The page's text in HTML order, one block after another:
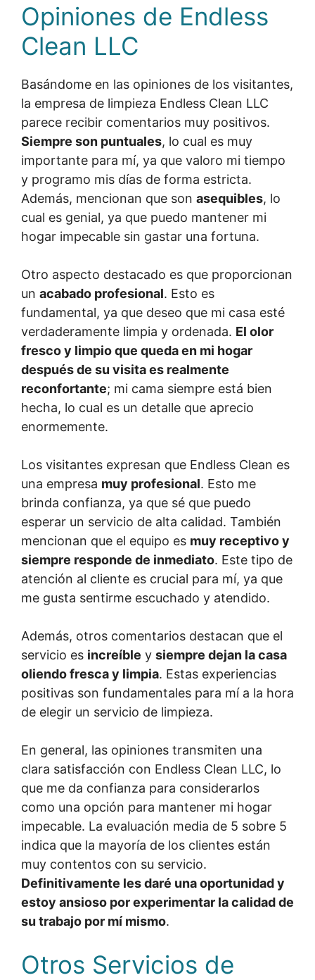
Opiniones de Endless
Clean LLC
Basándome en las opiniones de los visitantes,
la empresa de limpieza Endless Clean LLC
parece recibir comentarios muy positivos.
Siempre son puntuales, lo cual es muy
importante para mí, ya que valoro mi tiempo
y programo mis días de forma estricta.
Además, mencionan que son asequibles, lo
cual es genial, ya que puedo mantener mi
hogar impecable sin gastar una fortuna.
Otro aspecto destacado es que proporcionan
un acabado profesional. Esto es
fundamental, ya que deseo que mi casa esté
verdaderamente limpia y ordenada. El olor
fresco y limpio que queda en mi hogar
después de su visita es realmente
reconfortante; mi cama siempre está bien
hecha, lo cual es un detalle que aprecio
enormemente.
Los visitantes expresan que Endless Clean es
una empresa muy profesional. Esto me
brinda confianza, ya que sé que puedo
esperar un servicio de alta calidad. También
mencionan que el equipo es muy receptivo y
siempre responde de inmediato. Este tipo de
atención al cliente es crucial para mí, ya que
me gusta sentirme escuchado y atendido.
Además, otros comentarios destacan que el
servicio es increíble y siempre dejan la casa
oliendo fresca y limpia. Estas experiencias
positivas son fundamentales para mí a la hora
de elegir un servicio de limpieza.
En general, las opiniones transmiten una
clara satisfacción con Endless Clean LLC, lo
que me da confianza para considerarlos
como una opción para mantener mi hogar
impecable. La evaluación media de 5 sobre 5
indica que la mayoría de los clientes están
muy contentos con su servicio.
Definitivamente les daré una oportunidad y
estoy ansioso por experimentar la calidad de
su trabajo por mí mismo.
Otros Servicios de